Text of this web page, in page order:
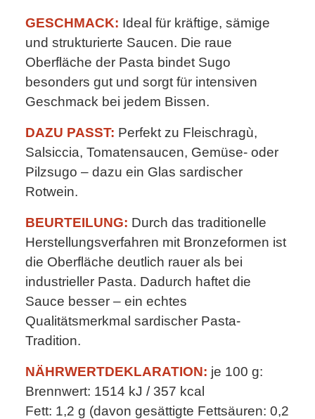
GESCHMACK: Ideal für kräftige, sämige
und strukturierte Saucen. Die raue
Oberfläche der Pasta bindet Sugo
besonders gut und sorgt für intensiven
Geschmack bei jedem Bissen.
DAZU PASST: Perfekt zu Fleischragù,
Salsiccia, Tomatensaucen, Gemüse- oder
Pilzsugo – dazu ein Glas sardischer
Rotwein.
BEURTEILUNG: Durch das traditionelle
Herstellungsverfahren mit Bronzeformen ist
die Oberfläche deutlich rauer als bei
industrieller Pasta. Dadurch haftet die
Sauce besser – ein echtes
Qualitätsmerkmal sardischer Pasta-
Tradition.
NÄHRWERTDEKLARATION: je 100 g:
Brennwert: 1514 kJ / 357 kcal
Fett: 1,2 g (davon gesättigte Fettsäuren: 0,2